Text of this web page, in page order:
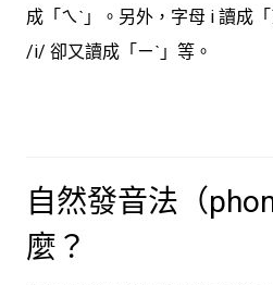
成「ㄟˋ」。另外，字母 i 讀成
/i/ 卻又讀成「ㄧˋ」等。
自然發音法（
麼？